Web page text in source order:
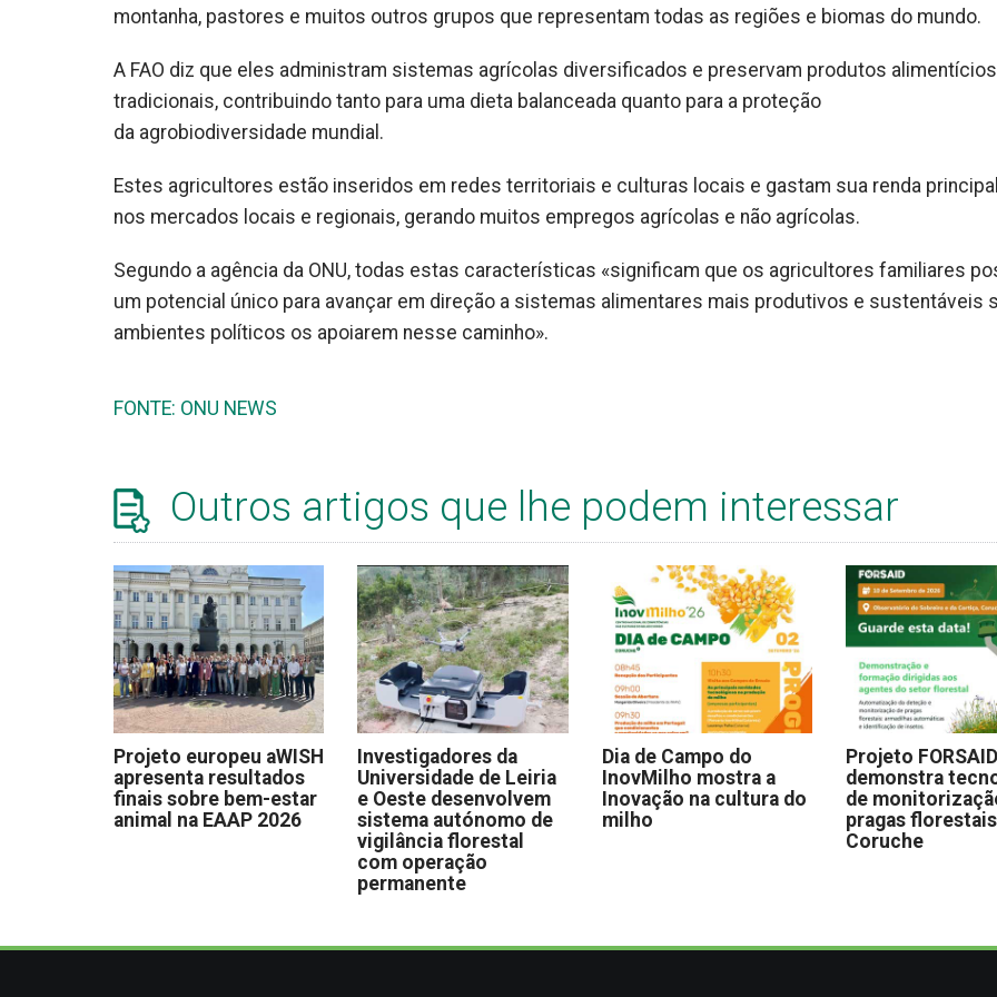
montanha, pastores e muitos outros grupos que representam todas as regiões e biomas do mundo.
A FAO diz que eles administram sistemas agrícolas diversificados e preservam produtos alimentícios
tradicionais, contribuindo tanto para uma dieta balanceada quanto para a proteção
da agrobiodiversidade mundial.
Estes agricultores estão inseridos em redes territoriais e culturas locais e gastam sua renda
nos mercados locais e regionais, gerando muitos empregos agrícolas e não agrícolas.
Segundo a agência da ONU, todas estas características «significam que os agricultores familiares
um potencial único para avançar em direção a sistemas alimentares mais produtivos e sustentáveis
ambientes políticos os apoiarem nesse caminho».
FONTE: ONU NEWS
Outros artigos que lhe podem interessar
Projeto europeu aWISH
apresenta resultados
finais sobre bem-estar
animal na EAAP 2026
Investigadores da
Universidade de Leiria
e Oeste desenvolvem
sistema autónomo de
vigilância florestal
com operação
permanente
Dia de Campo do
InovMilho mostra a
Inovação na cultura do
milho
Projeto FORSAID
demonstra
de
pragas
Coruche